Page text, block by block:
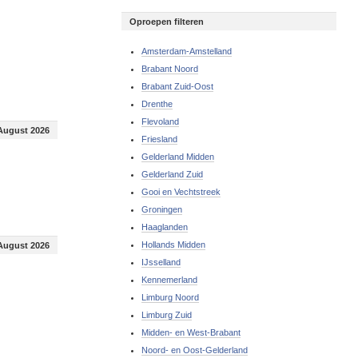
2026
2026
Oproepen filteren
Amsterdam-Amstelland
Brabant Noord
Brabant Zuid-Oost
Drenthe
Flevoland
Friesland
Gelderland Midden
Gelderland Zuid
Gooi en Vechtstreek
Groningen
Haaglanden
Hollands Midden
IJsselland
Kennemerland
Limburg Noord
Limburg Zuid
Midden- en West-Brabant
Noord- en Oost-Gelderland